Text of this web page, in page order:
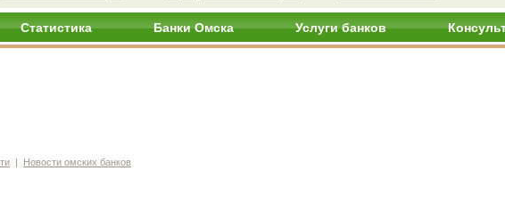
Статистика Банки Омска Услуги банков
| Новости омских банков